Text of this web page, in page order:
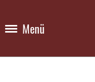
Menü